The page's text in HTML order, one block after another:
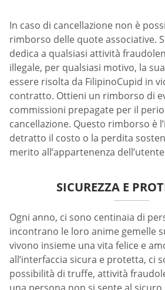
In caso di cancellazione non è
rimborso delle quote associative.
dedica a qualsiasi attività
illegale, per qualsiasi motivo, la
essere risolta da FilipinoCupid in
contratto. Ottieni un rimborso di
commissioni prepagate per il
cancellazione. Questo rimborso è
detratto il costo o la perdita
merito all’appartenenza
SICUREZZA E
Ogni anno, ci sono centinaia di
incontrano le loro anime gemelle
vivono insieme una vita felice e
all’interfaccia sicura e protetta, ci
possibilità di truffe, attività